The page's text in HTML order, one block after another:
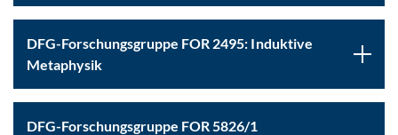
DFG-Forschungsgruppe FOR 2495: Induktive
Metaphysik
DFG-Forschungsgruppe FOR 5826/1